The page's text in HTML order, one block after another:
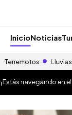
InicioNoticias
Terremotos Lluvias
¡Estás navegando en